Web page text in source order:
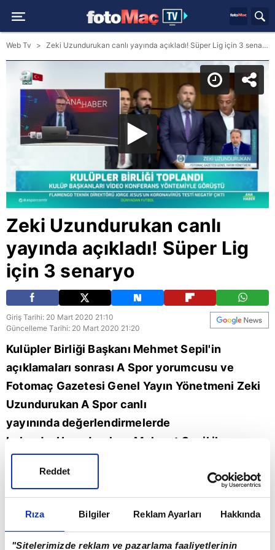
Rıza Bilgiler Reklam Ayarları Hakkında
"Sitelerimizde reklam ve pazarlama faaliyetlerinin
Reddet
Web Tv Zeki Uzundurukan canlı yayında açıkladı! Süper Lig için 3 senaryo
Zeki Uzundurukan canlı
yayında açıkladı! Süper Lig
için 3 senaryo
Giriş Tarihi: 20 Mart 2020 21:10
Güncelleme Tarihi: 20 Mart 2020 21:20
Kulüpler Birliği Başkanı Mehmet Sepil'in
açıklamaları sonrası A Spor yorumcusu ve
Fotomaç Gazetesi Genel Yayın Yönetmeni Zeki
Uzundurukan A Spor canlı
yayınında değerlendirmelerde
bulundu. Uzundurukan, Mehmet Sepil ile
toplantı sonrası telefon görüşmesi
gerçekleştirdiğini söyledi. Ayrıca Uzundurukan
Süper Lig’le ilgili 3 senaryonun gündeme
geldiğini dile getirdi. Zeki Uzundurukan ligler
iptal edilecek mi? sorusuna da açıklık getirdi.